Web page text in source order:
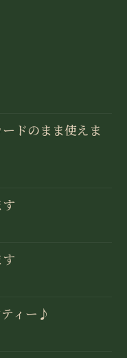
ドのまま使えま
ィー♪